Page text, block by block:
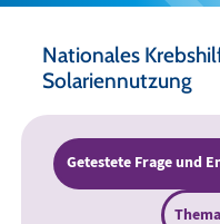
Nationales
Solariennutzung
Getestete Frage und